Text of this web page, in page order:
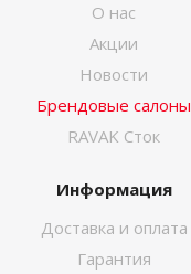
О нас
Акции
Новости
Брендовые салоны
RAVAK Сток
Информация
Доставка и оплата
Гарантия